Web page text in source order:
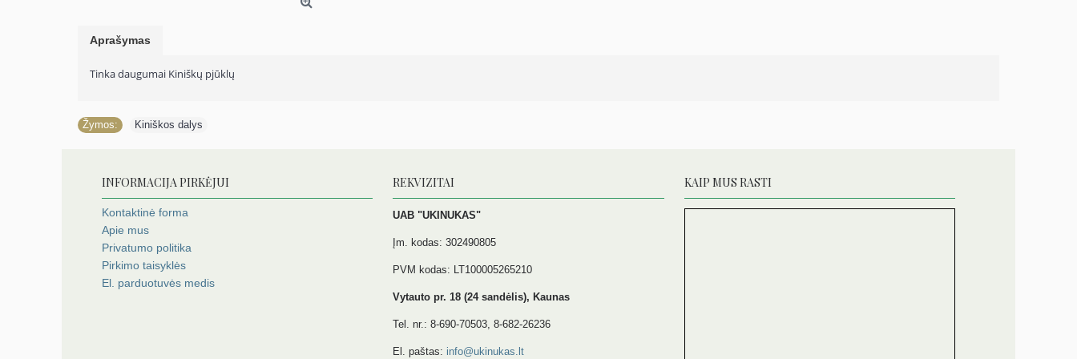
Aprašymas
Tinka daugumai Kiniškų pjūklų
Žymos: Kiniškos dalys
INFORMACIJA PIRKĖJUI
Kontaktinė forma
Apie mus
Privatumo politika
Pirkimo taisyklės
El. parduotuvės medis
REKVIZITAI
UAB "UKINUKAS"
Įm. kodas: 302490805
PVM kodas: LT100005265210
Vytauto pr. 18 (24 sandėlis), Kaunas
Tel. nr.: 8-690-70503, 8-682-26236
El. paštas: info@ukinukas.lt
KAIP MUS RASTI